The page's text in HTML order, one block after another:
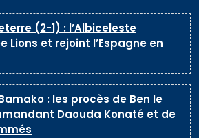
(2-1) : l’Albiceleste
Lions et rejoint l’Espagne en
: les procès de Ben le
Daouda Konaté et de